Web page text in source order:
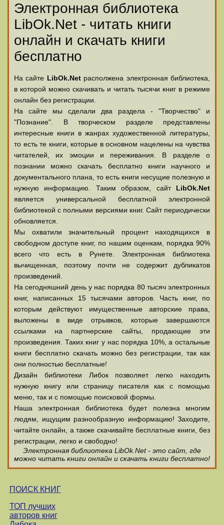
Электронная библиотека
LibOk.Net - читать книги
онлайн и скачать книги
бесплатно
На сайте LibOk.Netрасполжена электронная библиотека,
в которой можно скачивать и читать тысячи книг в режиме
онлайн без регистрации.
На сайте мы сделали два раздела - "Творчество" и
"Познание". В творческом разделе представлены
интересные книги в жанрах художественной литературы,
то есть те книги, которые в основном нацелены на чувства
читателей, их эмоции и переживания. В разделе о
познании можно скачать бесплатно книги научного и
документального плана, то есть книги несущие полезную и
нужную информацию. Таким образом, сайт LibOk.Net
является универсальной бесплатной электронной
библиотекой с полными версиями книг. Сайт периодически
обновляется.
Мы охватили значительный процент находящихся в
свободном доступе книг, по нашим оценкам, порядка 90%
всего что есть в Рунете. Электронная библиотека
вычищенная, поэтому почти не содержит дубликатов
произведений.
На сегодняшний день у нас порядка 80 тысяч электронных
книг, написанных 15 тысячами авторов. Часть книг, по
которым действуют имущественные авторские права,
выложены в виде отрывков, которые завершаются
ссылками на партнерские сайты, продающие эти
произведения. Таких книг у нас порядка 10%, а остальные
книги бесплатно скачать можно без регистрации, так как
они полностью бесплатные!
Дизайн библиотеки Либок позволяет легко находить
нужную книгу или страницу писателя как с помощью
меню, так и с помощью поисковой формы.
Наша электронная библиотека будет полезна многим
людям, ищущим разнообразную информацию! Заходите,
читайте онлайн, а также скачивайте бесплатные книги, без
регистрации, легко и свободно!
Электронная библиотека LibOk.Net - это сайт, где
можно читать книги онлайн и скачать книги бесплатно!
ПОИСК КНИГ
ТОП лучших
авторов книг